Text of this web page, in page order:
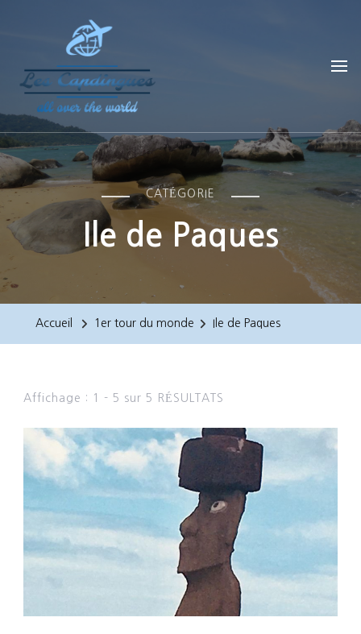
Les Capdingues
blog de voyage
CATÉGORIE
Ile de Paques
Accueil 1er tour du monde Ile de Paques
Affichage : 1 - 5 sur 5 RÉSULTATS